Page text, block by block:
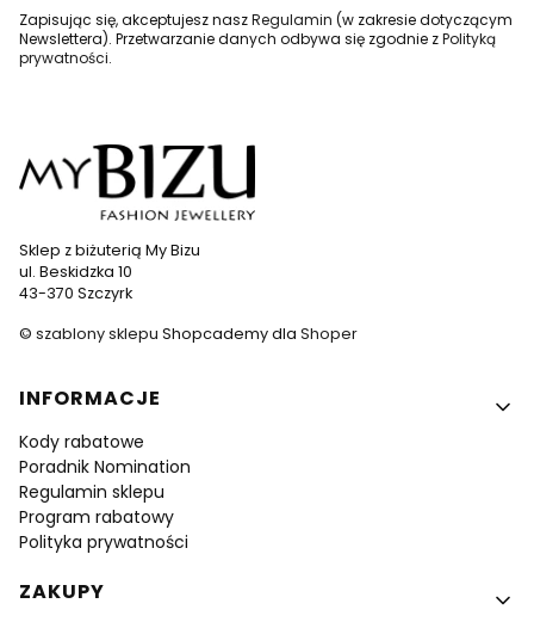
Zapisując się, akceptujesz naszRegulamin (w zakresie dotyczącym
Newslettera). Przetwarzanie danych odbywa się zgodnie zPolityką
prywatności.
Sklep z biżuterią My Bizu
ul. Beskidzka 10
43-370 Szczyrk
© szablony sklepu Shopcademy dla Shoper
Linki w stopce
INFORMACJE
Kody rabatowe
Poradnik Nomination
Regulamin sklepu
Program rabatowy
Polityka prywatności
ZAKUPY